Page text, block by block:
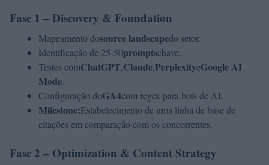
Fase 1 – Discovery & Foundation
Mapeamento dosource landscapedo setor.
Identificação de 25-50promptschave.
Testes comChatGPT,Claude,PerplexityeGoogle AI
Mode.
Configuração doGA4com regex para bots de AI.
Milestone:Estabelecimento de uma linha de base de
citações em comparação com os concorrentes.
Fase 2 – Optimization & Content Strategy